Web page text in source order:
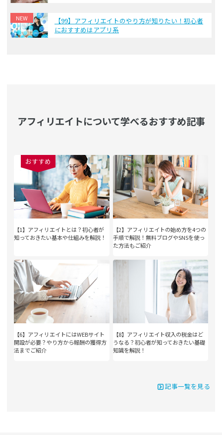
NEW
【99】アフィリエイトのやり方が知りたい！初心者
におすすめはアプリ系
アフィリエイトについて学べるおすすめ記事
おすすめ
【1】アフィリエイトとは？初心者が
知っておきたい基本や仕組みを解説！
【2】アフィリエイトの始め方を4つの
手順で解説！無料ブログやSNSを使っ
た方法もご紹介
【6】アフィリエイトにはWEBサイト
開設が必要？やり方から報酬の獲得方
法までご紹介
【8】アフィリエイト収入の税金はど
うなる？初心者が知っておきたい基礎
知識を解説！
記事一覧を見る